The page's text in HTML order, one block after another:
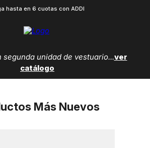
hasta en 6 cuotas con ADDI
segunda unidad de vestuario...ver
catálogo
Más Nuevos